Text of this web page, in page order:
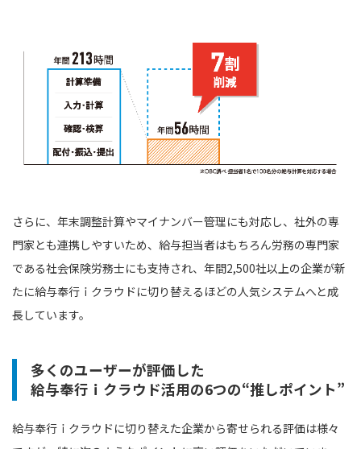
さらに、年末調整計算やマイナンバー管理にも対応し、社外の専
門家とも連携しやすいため、給与担当者はもちろん労務の専門家
である社会保険労務士にも支持され、年間2,500社以上の企業が新
たに給与奉行ｉクラウドに切り替えるほどの人気システムへと成
長しています。
多くのユーザーが評価した
給与奉行ｉクラウド活用の6つの“推しポイント”
給与奉行ｉクラウドに切り替えた企業から寄せられる評価は様々